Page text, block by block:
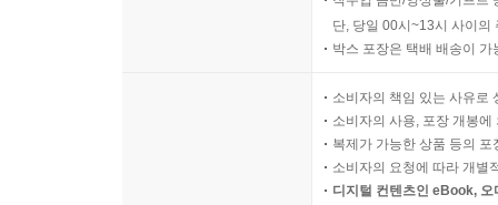
단, 당일 00시~13시 사이의
박스 포장은 택배 배송이
소비자의 책임 있는 사유로
소비자의 사용, 포장 개봉
복제가 가능한 상품 등의
소비자의 요청에 따라 개별
디지털 컨텐츠인 eBook,